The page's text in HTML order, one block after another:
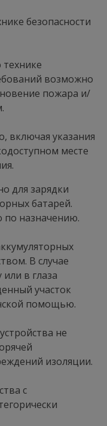
безопасности
возможно
пожара и/
включая указания
месте
для зарядки
батарей.
по назначению.
В случае
в глаза
участок
помощью.
не
изоляции.
с